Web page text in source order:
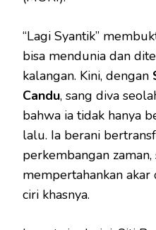
“Lagi Syantik”
bisa mendunia dan
kalangan. Kini, dengan
Candu, sang diva
bahwa ia tidak hanya
lalu. Ia berani
perkembangan
mempertahankan
ciri khasnya.